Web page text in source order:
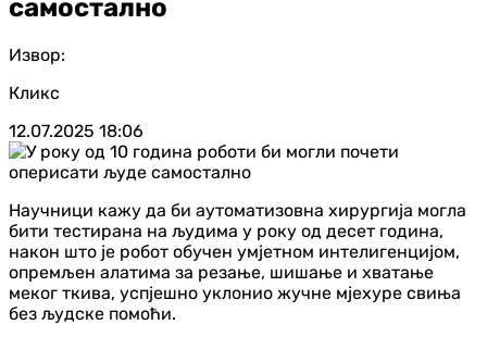
самостално
Извор:
Кликс
12.07.2025 18:06
Научници кажу да би аутоматизовна хирургија могла
бити тестирана на људима у року од десет година,
након што је робот обучен умјетном интелигенцијом,
опремљен алатима за резање, шишање и хватање
меког ткива, успјешно уклонио жучне мјехуре свиња
без људске помоћи.